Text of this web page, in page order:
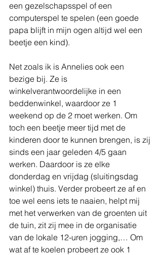
een gezelschapsspel of een
computerspel te spelen (een goede
papa blijft in mijn ogen altijd wel een
beetje een kind).
Net zoals ik is Annelies ook een
bezige bij. Ze is
winkelverantwoordelijke in een
beddenwinkel, waardoor ze 1
weekend op de 2 moet werken. Om
toch een beetje meer tijd met de
kinderen door te kunnen brengen, is zij
sinds een jaar geleden 4/5 gaan
werken. Daardoor is ze elke
donderdag en vrijdag (sluitingsdag
winkel) thuis. Verder probeert ze af en
toe wel eens iets te naaien, helpt mij
met het verwerken van de groenten uit
de tuin, zit zij mee in de organisatie
van de lokale 12-uren jogging,… Om
wat af te koelen probeert ze ook 1